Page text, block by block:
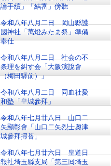
論手續」「結審」傍聽
令和八年八月二日 岡山縣護
國神社「萬燈みたま祭」準備
奉仕
令和八年八月二日 社会の不
条理を糾す会「大阪演說會
（梅田驛前）」
令和八年八月二日 同血社愛
和塾「皇城參拜」
令和八年七月廿八日 山口二
矢顯彰會「山口二矢烈士奧津
城參拜掃苔」
令和八年七月廿六日 皇道日
報社埼玉縣支局「第三囘埼玉